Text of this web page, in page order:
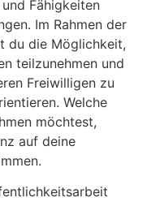
Fähigkeiten
Im Rahmen der
du die Möglichkeit,
teilzunehmen und
Freiwilligen zu
Welche
möchtest,
auf deine